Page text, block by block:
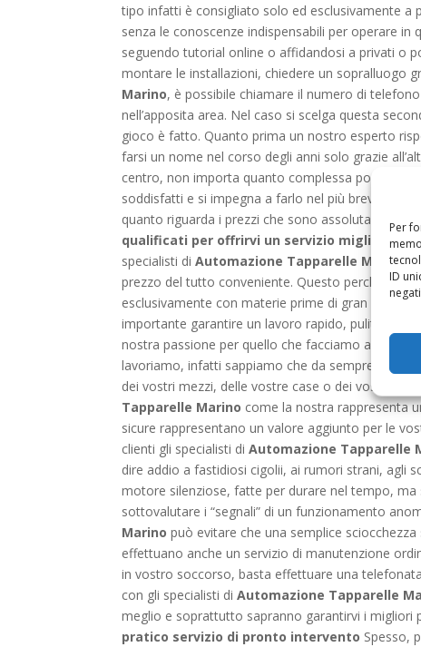
Per
ID
tipo infatti è consigliato solo ed esclusivamente a
senza le conoscenze indispensabili per operare
seguendo tutorial online o affidandosi a privati o
montare le installazioni, chiedere un sopralluogo
Marino, è possibile chiamare il numero di
nell’apposita area. Nel caso si scelga questa
gioco è fatto. Quanto prima un nostro esperto
farsi un nome nel corso degli anni solo grazie
centro, non importa quanto complessa possa
soddisfatti e si impegna a farlo nel più breve
quanto riguarda i prezzi che sono assolutamente
qualificati per offrirvi un servizio miglioreNel
specialisti diAutomazione Tapparelle Marino,
prezzo del tutto conveniente. Questo perché
esclusivamente con materie prime di gran qualità
importante garantire un lavoro rapido, pulito e
nostra passione per quello che facciamo al
lavoriamo, infatti sappiamo che da sempre le
dei vostri mezzi, delle vostre case o dei vostri
Tapparelle Marino come la nostra rappresenta
sicure rappresentano un valore aggiunto per le
clienti gli specialisti diAutomazione Tapparelle
dire addio a fastidiosi cigolii, ai rumori strani, agli
motore silenziose, fatte per durare nel tempo,
sottovalutare i “segnali” di un funzionamento
Marino può evitare che una semplice
effettuano anche un servizio di manutenzione
in vostro soccorso, basta effettuare una
con gli specialisti diAutomazione Tapparelle
meglio e soprattutto sapranno garantirvi i
pratico servizio di pronto intervento Spesso,